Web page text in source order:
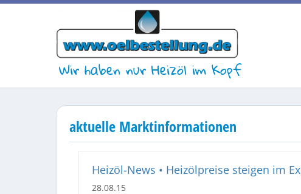
Wir haben nur Heizöl im Kopf
aktuelle Marktinformationen
Heizöl-News • Heizölpreise steigen im
28.08.15